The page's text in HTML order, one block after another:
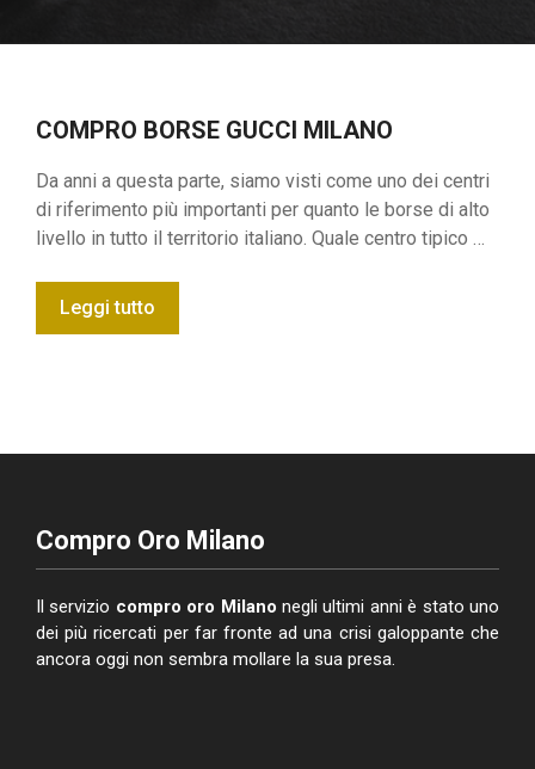
COMPRO BORSE GUCCI MILANO
Da anni a questa parte, siamo visti come uno dei centri
di riferimento più importanti per quanto le borse di alto
livello in tutto il territorio italiano. Quale centro tipico …
Leggi tutto
Compro Oro Milano
Il servizio compro oro Milano negli ultimi anni è stato uno
dei più ricercati per far fronte ad una crisi galoppante che
ancora oggi non sembra mollare la sua presa.